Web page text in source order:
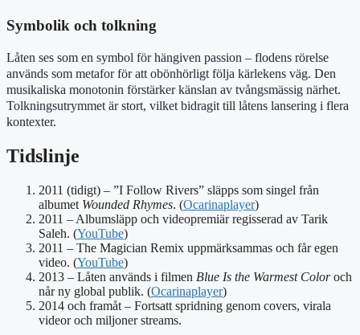
Symbolik och tolkning
Låten ses som en symbol för hängiven passion – flodens rörelse
används som metafor för att obönhörligt följa kärlekens väg. Den
musikaliska monotonin förstärker känslan av tvångsmässig närhet.
Tolkningsutrymmet är stort, vilket bidragit till låtens lansering i flera
kontexter.
Tidslinje
2011 (tidigt) – ”I Follow Rivers” släpps som singel från
albumet Wounded Rhymes. (Ocarinaplayer)
2011 – Albumsläpp och videopremiär regisserad av Tarik
Saleh. (YouTube)
2011 – The Magician Remix uppmärksammas och får egen
video. (YouTube)
2013 – Låten används i filmen Blue Is the Warmest Coloroch
når ny global publik. (Ocarinaplayer)
2014 och framåt – Fortsatt spridning genom covers, virala
videor och miljoner streams.